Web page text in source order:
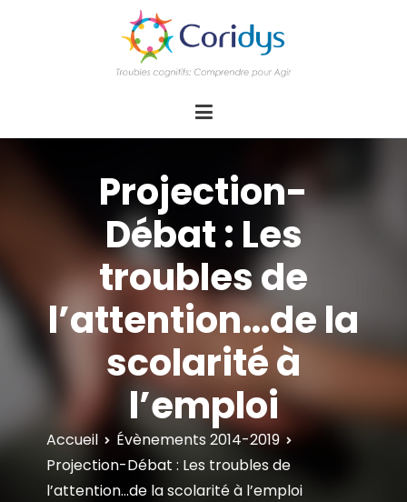
d'actions Information Accompagnement
Innovation/E­xpertise Formations autour des
Projection-
Débat : Les
troubles de
l’attention…de la
scolarité à
l’emploi
Accueil
Évènements 2014-2019
Projection-Débat : Les troubles de
l’attention…de la scolarité à l’emploi